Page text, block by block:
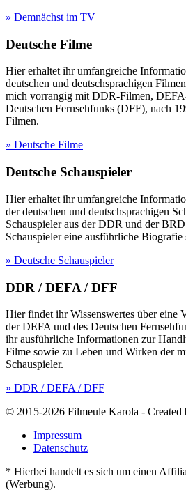
» Demnächst im TV
Deutsche Filme
Hier erhaltet ihr umfangreiche
deutschen und deutschsprachigen
mich vorrangig mit DDR-Filmen,
Deutschen Fernsehfunks (DFF), nach
Filmen.
» Deutsche Filme
Deutsche Schauspieler
Hier erhaltet ihr umfangreiche
der deutschen und deutschsprachigen
Schauspieler aus der DDR und der
Schauspieler eine ausführliche
» Deutsche Schauspieler
DDR / DEFA / DFF
Hier findet ihr Wissenswertes über eine
der DEFA und des Deutschen
ihr ausführliche Informationen zur
Filme sowie zu Leben und Wirken der
Schauspieler.
» DDR / DEFA / DFF
© 2015-2026 Filmeule Karola - Created
Impressum
Datenschutz
* Hierbei handelt es sich um einen
(Werbung).